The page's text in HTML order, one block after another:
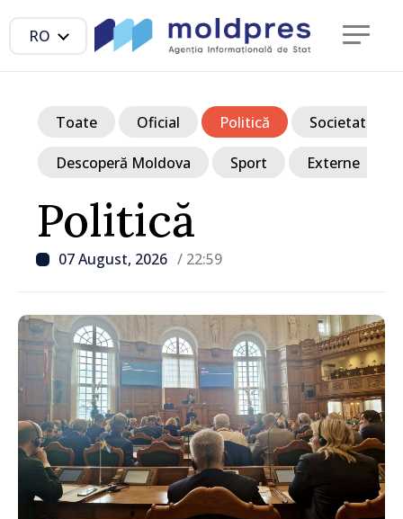
RO
Politică
07 August, 2026 / 22:59
Toate Oficial Politică Societate
Descoperă Moldova Sport Externe